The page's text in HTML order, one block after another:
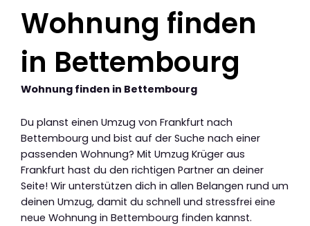
Wohnung finden
in Bettembourg
Wohnung finden in Bettembourg
Du planst einen Umzug von Frankfurt nach
Bettembourg und bist auf der Suche nach einer
passenden Wohnung? Mit Umzug Krüger aus
Frankfurt hast du den richtigen Partner an deiner
Seite! Wir unterstützen dich in allen Belangen rund um
deinen Umzug, damit du schnell und stressfrei eine
neue Wohnung in Bettembourg finden kannst.